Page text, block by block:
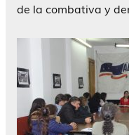
de la combativa y